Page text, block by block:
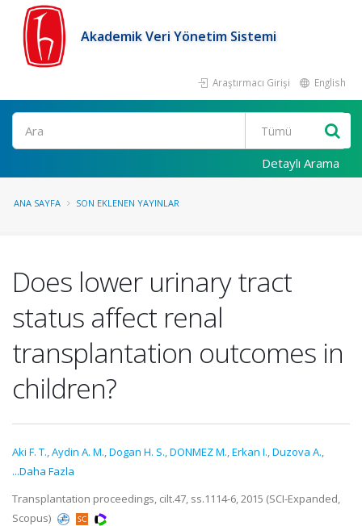
Akademik Veri Yönetim Sistemi
Araştırmacı Girişi English
Ara
Detaylı Arama
ANA SAYFA SON EKLENEN YAYINLAR
Does lower urinary tract
status affect renal
transplantation outcomes in
children?
Aki F. T.,Aydin A. M.,Dogan H. S.,DONMEZ M.,Erkan I.,Duzova A.,
...Daha Fazla
Transplantation proceedings, cilt.47, ss.1114-6, 2015 (SCI-Expanded,
Scopus)